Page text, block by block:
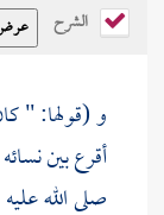
الشرح
و (قولها: "
أقرع بين
صلى الله